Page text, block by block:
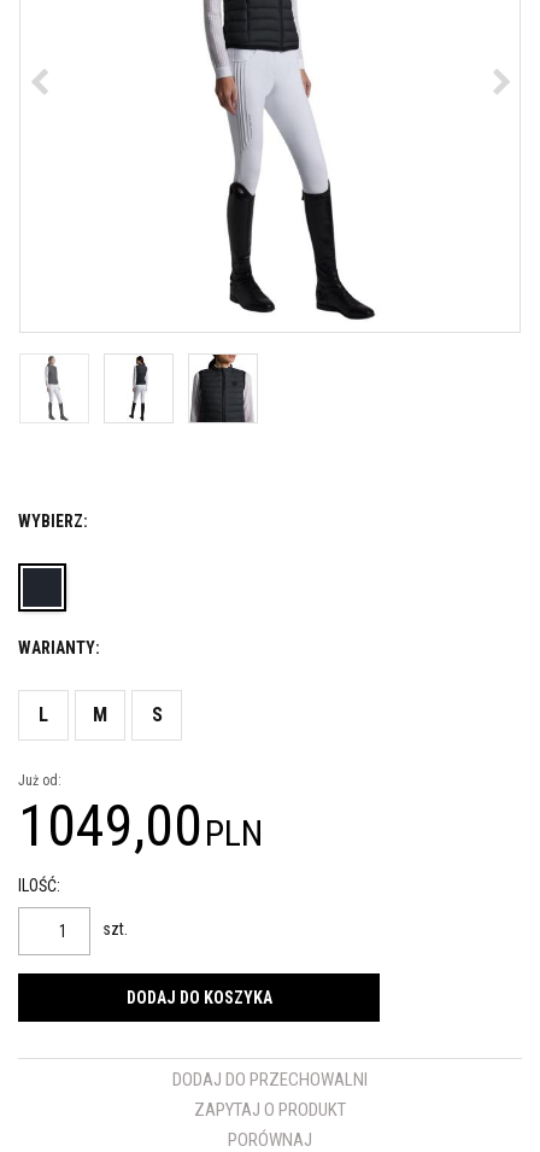
WYBIERZ:
WARIANTY:
L M S
Już od:
1049,00PLN
ILOŚĆ:
szt.
DODAJ DO KOSZYKA
DODAJ DO PRZECHOWALNI
ZAPYTAJ O PRODUKT
PORÓWNAJ